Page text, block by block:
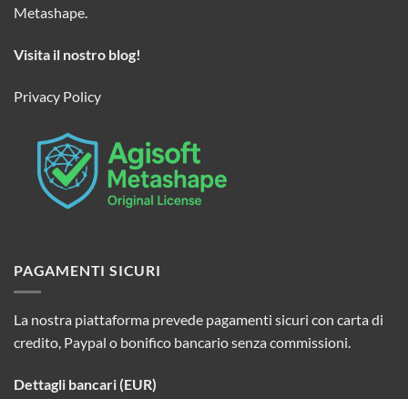
Metashape.
Visita il nostro blog!
Privacy Policy
PAGAMENTI SICURI
La nostra piattaforma prevede pagamenti sicuri con carta di
credito, Paypal o bonifico bancario senza commissioni.
Dettagli bancari (EUR)